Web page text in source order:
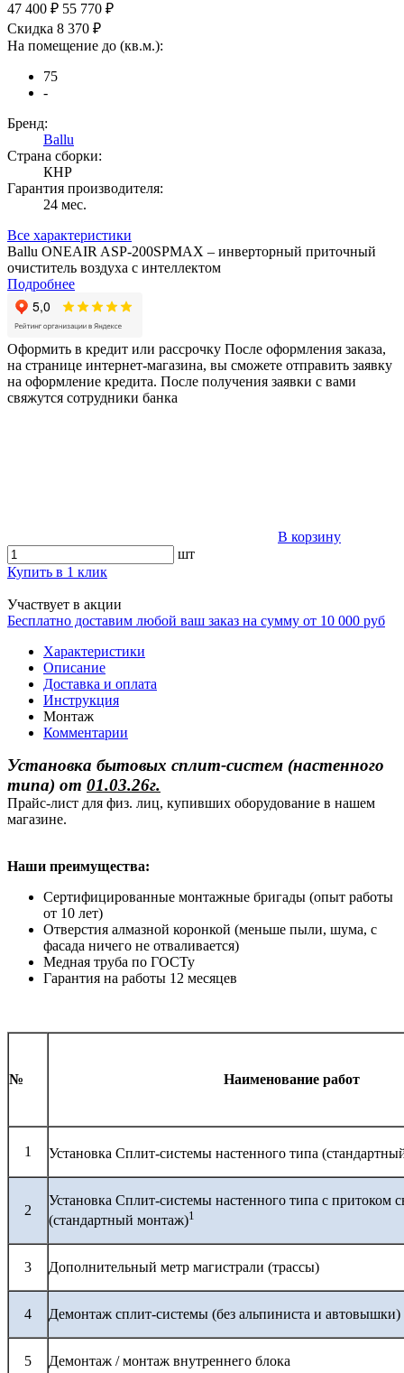
47 400 ₽ 55 770 ₽
Скидка 8 370 ₽
На помещение до (кв.м.):
75
-
Бренд:
Ballu
Страна сборки:
КНР
Гарантия производителя:
24 мес.
Все характеристики
Ballu ONEAIR ASP-200SPMAX – инверторный приточный
очиститель воздуха с интеллектом
Подробнее
Оформить в кредит или рассрочку После оформления заказа,
на странице интернет-магазина, вы сможете отправить заявку
на оформление кредита. После получения заявки с вами
свяжутся сотрудники банка
В корзину
шт
Купить в 1 клик
Участвует в акции
Бесплатно доставим любой ваш заказ на сумму от 10 000 руб
Характеристики
Описание
Доставка и оплата
Инструкция
Монтаж
Комментарии
Установка бытовых сплит-систем (настенного
типа) от 01.03.26г.
Прайс-лист для физ. лиц, купивших оборудование в нашем
магазине.
Наши преимущества:
Сертифицированные монтажные бригады (опыт работы
от 10 лет)
Отверстия алмазной коронкой (меньше пыли, шума, с
фасада ничего не отваливается)
Медная труба по ГОСТу
Гарантия на работы 12 месяцев
№ Наименование работ
1 Установка Сплит-системы настенного типа
2
Установка Сплит-системы настенного типа с притоком
(стандартный монтаж)1
3 Дополнительный метр магистрали (трассы)
4 Демонтаж сплит-системы (без альпиниста и автовышки)
5 Демонтаж / монтаж внутреннего блока